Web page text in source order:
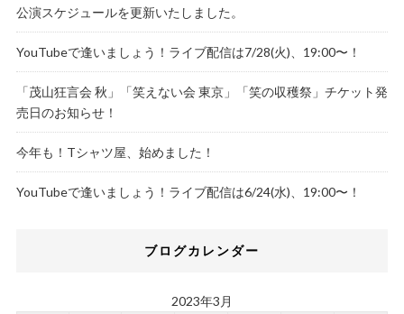
公演スケジュールを更新いたしました。
YouTubeで逢いましょう！ライブ配信は7/28(火)、19:00〜！
「茂山狂言会 秋」「笑えない会 東京」「笑の収穫祭」チケット発
売日のお知らせ！
今年も！Tシャツ屋、始めました！
YouTubeで逢いましょう！ライブ配信は6/24(水)、19:00〜！
ブログカレンダー
2023年3月